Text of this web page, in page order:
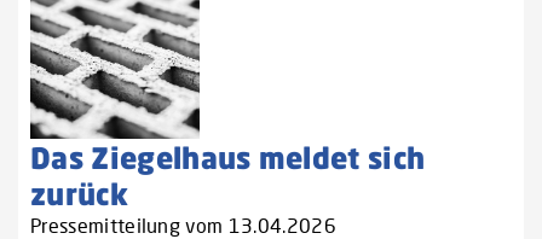
Das Ziegelhaus meldet sich
zurück
Pressemitteilung vom 13.04.2026